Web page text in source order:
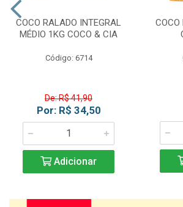
COCO RALADO INTEGRAL
MÉDIO 1KG COCO & CIA
Código: 6714
De: R$ 41,90
Por: R$ 34,50
Adicionar
COCO